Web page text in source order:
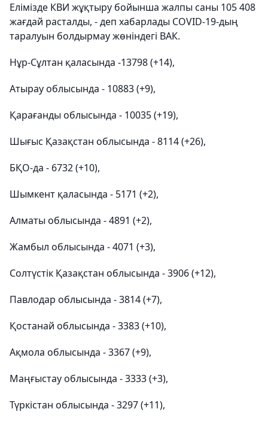
Елімізде КВИ жұқтыру бойынша жалпы саны 105 408
жағдай расталды, - деп хабарлады COVID-19-дың
таралуын болдырмау жөніндегі ВАК.
Нұр-Сұлтан қаласында -13798 (+14),
Атырау облысында - 10883 (+9),
Қарағанды ​​облысында - 10035 (+19),
Шығыс Қазақстан облысында - 8114 (+26),
БҚО-да - 6732 (+10),
Шымкент қаласында - 5171 (+2),
Алматы облысында - 4891 (+2),
Жамбыл облысында - 4071 (+3),
Солтүстік Қазақстан облысында - 3906 (+12),
Павлодар облысында - 3814 (+7),
Қостанай облысында - 3383 (+10),
Ақмола облысында - 3367 (+9),
Маңғыстау облысында - 3333 (+3),
Түркістан облысында - 3297 (+11),